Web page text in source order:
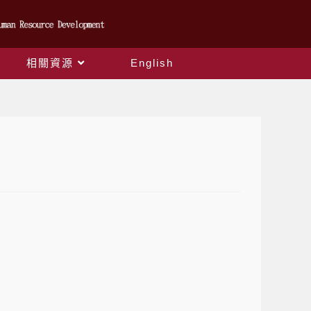
相關資源 English